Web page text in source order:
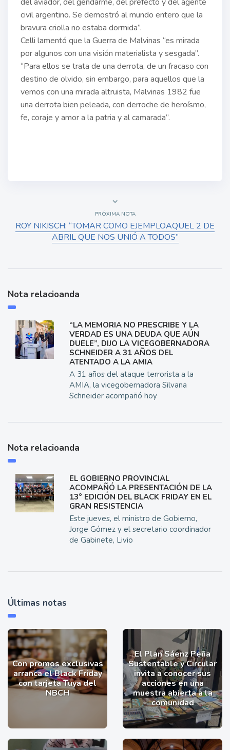
civil argentino. Se demostró al mundo entero que la
bravura criolla no estaba dormida”.
Celli lamentó que la Guerra de Malvinas “es mirada
por algunos con una visión materialista y sesgada”.
“Para ellos se trata de una derrota, de un fracaso con
destino de olvido, sin embargo, para aquellos que la
vemos con una mirada altruista, Malvinas 1982 fue
una derrota bien peleada, con derroche de heroísmo,
fe, coraje y amor a la patria y al camarada”.
PRÓXIMA NOTA
ROY NIKISCH: “TOMAR COMO EJEMPLOAQUEL 2 DE
ABRIL QUE NOS UNIÓ A TODOS”
Nota relacioanda
“LA MEMORIA NO PRESCRIBE Y LA
VERDAD ES UNA DEUDA QUE AÚN
DUELE”, DIJO LA VICEGOBERNADORA
SCHNEIDER A 31 AÑOS DEL
ATENTADO A LA AMIA
A 31 años del ataque terrorista a la
AMIA, la vicegobernadora Silvana
Schneider acompañó hoy
Nota relacioanda
EL GOBIERNO PROVINCIAL
ACOMPAÑÓ LA PRESENTACIÓN DE LA
13° EDICIÓN DEL BLACK FRIDAY EN EL
GRAN RESISTENCIA
Este jueves, el ministro de Gobierno,
Jorge Gómez y el secretario coordinador
de Gabinete, Livio
Últimas notas
Con promos exclusivas
arranca el Black Friday
con tarjeta Tuya del
NBCH
El Plan Sáenz Peña
Sustentable y Circular
invita a conocer sus
acciones en una
muestra abierta a la
comunidad